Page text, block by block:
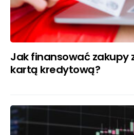
Jak finansować zakupy
kartą kredytową?